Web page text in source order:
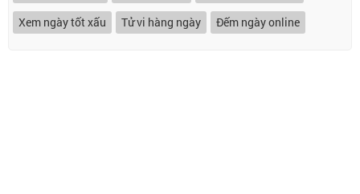
Xem ngày tốt xấu
Tử vi hàng ngày Đếm ngày online